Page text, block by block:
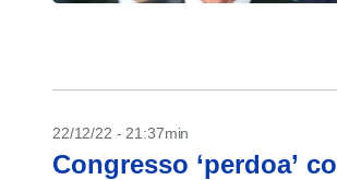
22/12/22 - 21:37min
Congresso ‘perdoa’